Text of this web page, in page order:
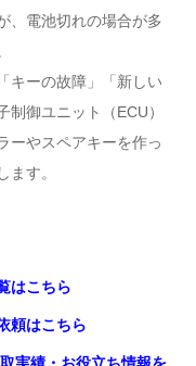
、電池切れの場合が多
キーの故障」「新しい
御ユニット（ECU）
ーやスペアキーを作っ
す。
はこちら
頼はこちら
実績・お役立ち情報を